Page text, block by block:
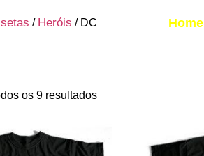
Home
/ Heróis / DC
os 9 resultados